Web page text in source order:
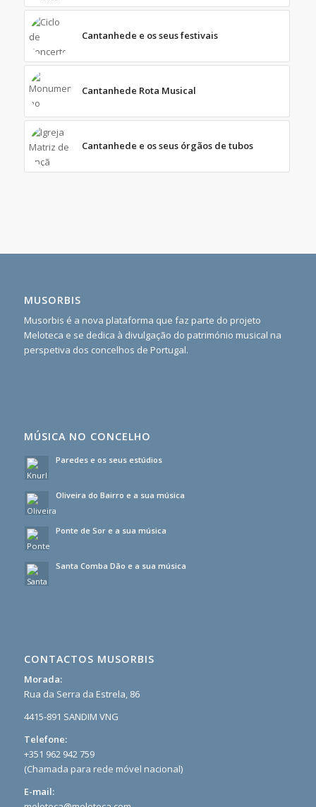
Cantanhede e os seus festivais
Cantanhede Rota Musical
Cantanhede e os seus órgãos de tubos
MUSORBIS
Musorbis é a nova plataforma que faz parte do projeto
Meloteca e se dedica à divulgação do património musical na
perspetiva dos concelhos de Portugal.
MÚSICA NO CONCELHO
Paredes e os seus estúdios
Oliveira do Bairro e a sua música
Ponte de Sor e a sua música
Santa Comba Dão e a sua música
CONTACTOS MUSORBIS
Morada:
Rua da Serra da Estrela, 86
4415-891 SANDIM VNG
Telefone:
+351 962 942 759
(Chamada para rede móvel nacional)
E-mail: